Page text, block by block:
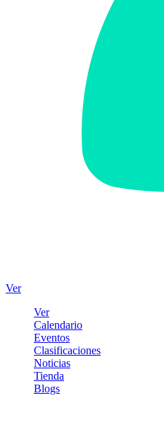
Ver
Ver
Calendario
Eventos
Clasificaciones
Noticias
Tienda
Blogs